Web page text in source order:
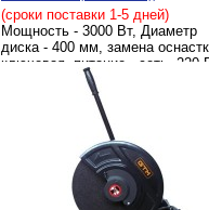
стальная основа
(84005/220)
(сроки поставки 1-5 дней)
Мощность - 3000 Вт, Диаметр
диска - 400 мм, замена
ключевая, питание - сеть, 220